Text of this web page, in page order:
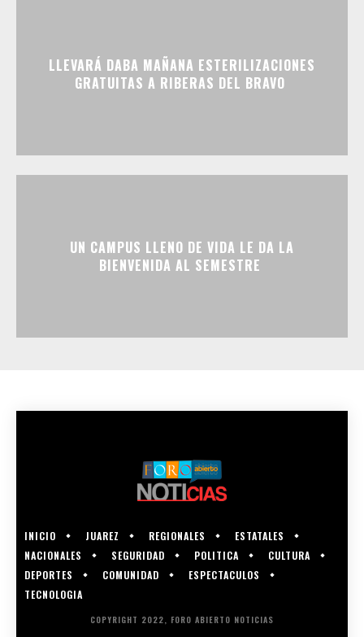
LLEVARÁ DABA MAÑANA ESTERILIZACIONES
GRATUITAS A RIBERAS DEL BRAVO
UN CAMPUS LLENO DE VIDA LE DA LA
BIENVENIDA AL SEMESTRE
INICIO JUAREZ REGIONALES
ESTATALES
NACIONALES
SEGURIDAD POLITICA
CULTURA
DEPORTES
COMUNIDAD
ESPECTACULOS
TECNOLOGIA
COPYRIGHT 2022, FORO ABIERTO NOTICIAS